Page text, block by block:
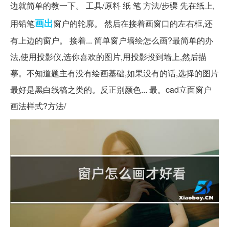
边就简单的教一下。 工具/原料 纸 笔 方法/步骤 先在纸上,
用铅笔画出窗户的轮廓。 然后在接着画窗口的左右框,还
有上边的窗户。 接着... 简单窗户墙绘怎么画?最简单的办
法,使用投影仪,选你喜欢的图片,用投影投到墙上,然后描
摹。不知道题主有没有绘画基础,如果没有的话,选择的图片
最好是黑白线稿之类的。反正别颜色... 最。cad立面窗户
画法样式?方法/